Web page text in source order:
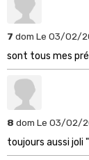
7 dom Le 03/02/
sont tous mes
8 dom Le 03/02/
toujours aussi joli